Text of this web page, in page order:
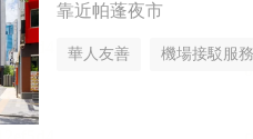
靠近帕蓬夜市
華人友善 機場接駁服務